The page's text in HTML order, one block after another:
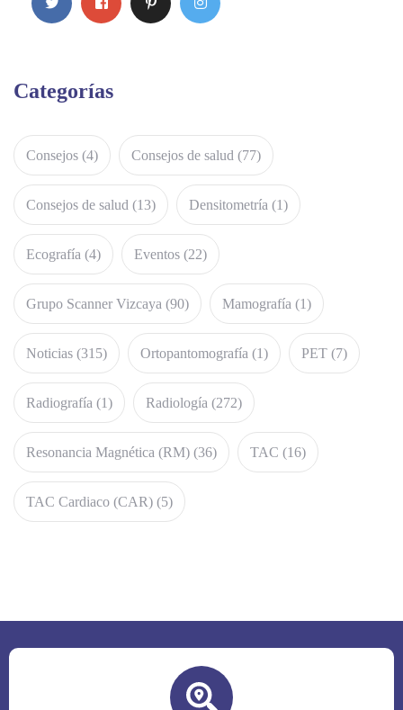
Categorías
Consejos (4) Consejos de salud (77)
Consejos de salud (13) Densitometría (1)
Ecografía (4) Eventos (22)
Grupo Scanner Vizcaya (90) Mamografía (1)
Noticias (315) Ortopantomografía (1) PET (7)
Radiografía (1) Radiología (272)
Resonancia Magnética (RM) (36) TAC (16)
TAC Cardiaco (CAR) (5)